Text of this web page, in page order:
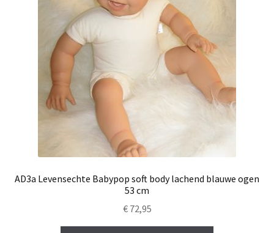
AD3a Levensechte Babypop soft body lachend blauwe ogen
53 cm
€72,95